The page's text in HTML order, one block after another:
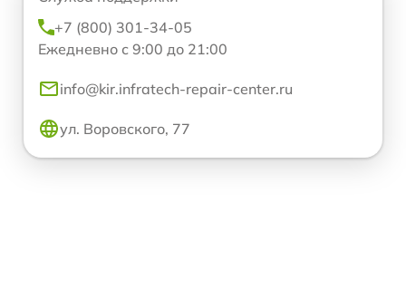
+7 (800) 301-34-05
Ежедневно с 9:00 до 21:00
info@kir.infratech-repair-center.ru
ул. Воровского, 77